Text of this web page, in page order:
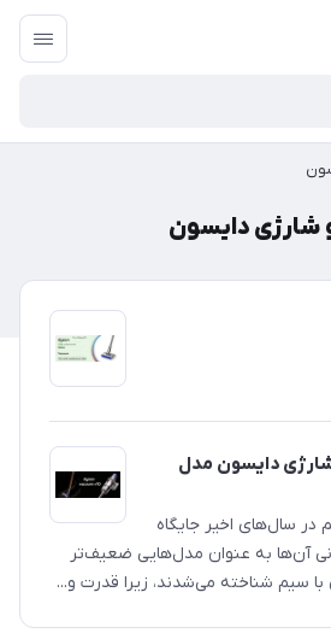
شارژی دایسون
دایسون مدل
سال‌های اخیر جایگاه
آن‌ها به عنوان مدل‌هایی ضعیف‌تر
سیم شناخته می‌شدند، زیرا قدرت و...